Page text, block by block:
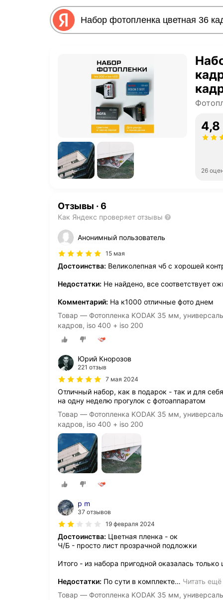
4,8
26
Отзывы · 6
Как Яндекс проверяет отзывы
Анонимный пользователь
15 мая
Достоинства: Великолепная чб с хорошей
Недостатки: Не найдено, все соответствует
Комментарий: На к1000 отличные фото днем
Товар — Фотопленка KODAK 35 мм,
кадров, iso 400 + iso 200
Юрий Кнорозов
221 отзыв
7 мая 2024
Отличный набор, как в подарок - так и для
на одну неделю прогулок с фотоаппаратом
Товар — Фотопленка KODAK 35 мм,
кадров, iso 400 + iso 200
p m
37 отзывов
19 февраля 2024
Достоинства: Цветная пленка - ок
Ч/Б - просто лист прозрачной подложки
Итого - из набора пригодной оказалась
Недостатки: По сути в комплекте… Читать ещё
Товар — Фотопленка KODAK 35 мм,